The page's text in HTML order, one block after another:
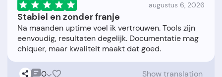
augustus 6, 2026
Stabiel en zonder franje
Na maanden uptime voel ik vertrouwen. Tools zijn
eenvoudig, resultaten degelijk. Documentatie mag
0 Show translation